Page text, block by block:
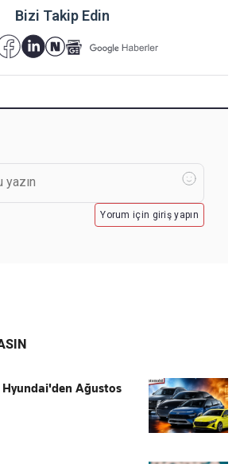
Bizi Takip Edin
Yorum için giriş yapın
Ağustos